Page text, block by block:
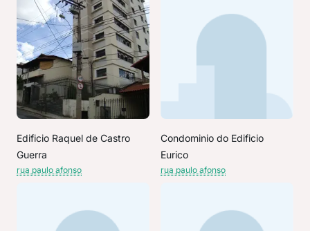
Edificio Raquel de Castro
Guerra
rua paulo afonso
Condominio do Edificio
Eurico
rua paulo afonso